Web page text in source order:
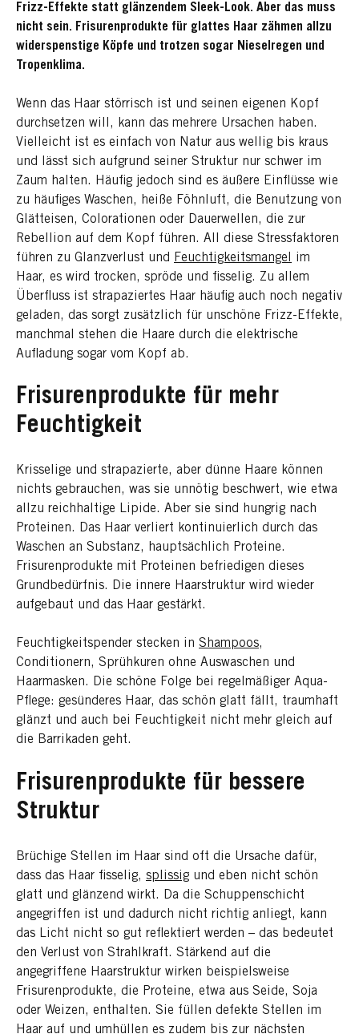
Frizz-Effekte statt glänzendem Sleek-Look. Aber das muss
nicht sein. Frisurenprodukte für glattes Haar zähmen allzu
widerspenstige Köpfe und trotzen sogar Nieselregen und
Tropenklima.
Wenn das Haar störrisch ist und seinen eigenen Kopf
durchsetzen will, kann das mehrere Ursachen haben.
Vielleicht ist es einfach von Natur aus wellig bis kraus
und lässt sich aufgrund seiner Struktur nur schwer im
Zaum halten. Häufig jedoch sind es äußere Einflüsse wie
zu häufiges Waschen, heiße Föhnluft, die Benutzung von
Glätteisen, Colorationen oder Dauerwellen, die zur
Rebellion auf dem Kopf führen. All diese Stressfaktoren
führen zu Glanzverlust und
Feuchtigkeitsmangel
im
Haar, es wird trocken, spröde und fisselig. Zu allem
Überfluss ist strapaziertes Haar häufig auch noch negativ
geladen, das sorgt zusätzlich für unschöne Frizz-Effekte,
manchmal stehen die Haare durch die elektrische
Aufladung sogar vom Kopf ab.
Frisurenprodukte für mehr
Feuchtigkeit
Krisselige und strapazierte, aber dünne Haare können
nichts gebrauchen, was sie unnötig beschwert, wie etwa
allzu reichhaltige Lipide. Aber sie sind hungrig nach
Proteinen. Das Haar verliert kontinuierlich durch das
Waschen an Substanz, hauptsächlich Proteine.
Frisurenprodukte mit Proteinen befriedigen dieses
Grundbedürfnis. Die innere Haarstruktur wird wieder
aufgebaut und das Haar gestärkt.
Feuchtigkeitspender stecken in Shampoos,
Conditionern, Sprühkuren ohne Auswaschen und
Haarmasken. Die schöne Folge bei regelmäßiger Aqua-
Pflege: gesünderes Haar, das schön glatt fällt, traumhaft
glänzt und auch bei Feuchtigkeit nicht mehr gleich auf
die Barrikaden geht.
Frisurenprodukte für bessere
Struktur
Brüchige Stellen im Haar sind oft die Ursache dafür,
dass das Haar fisselig, splissig und eben nicht schön
glatt und glänzend wirkt. Da die Schuppenschicht
angegriffen ist und dadurch nicht richtig anliegt, kann
das Licht nicht so gut reflektiert werden – das bedeutet
den Verlust von Strahlkraft. Stärkend auf die
angegriffene Haarstruktur wirken beispielsweise
Frisurenprodukte, die Proteine, etwa aus Seide, Soja
oder Weizen, enthalten. Sie füllen defekte Stellen im
Haar auf und umhüllen es zudem bis zur nächsten